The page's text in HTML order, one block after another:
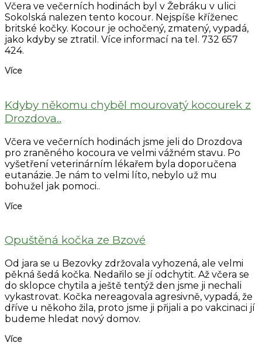
Včera ve večerních hodinách byl v Žebráku v ulici
Sokolská nalezen tento kocour. Nejspíše kříženec
britské kočky. Kocour je ochočený, zmatený, vypadá,
jako kdyby se ztratil. Více informací na tel. 732 657
424.
Více
Kdyby někomu chyběl mourovatý kocourek z
Drozdova..
Včera ve večerních hodinách jsme jeli do Drozdova
pro zraněného kocoura ve velmi vážném stavu. Po
vyšetření veterinárním lékařem byla doporučena
eutanázie. Je nám to velmi líto, nebylo už mu
bohužel jak pomoci..
Více
Opuštěná kočka ze Bzové
Od jara se u Bezovky zdržovala vyhozená, ale velmi
pěkná šedá kočka. Nedařilo se jí odchytit. Až včera se
do sklopce chytila a ještě tentýž den jsme ji nechali
vykastrovat. Kočka nereagovala agresivně, vypadá, že
dříve u někoho žila, proto jsme ji přijali a po vakcinaci jí
budeme hledat nový domov.
Více